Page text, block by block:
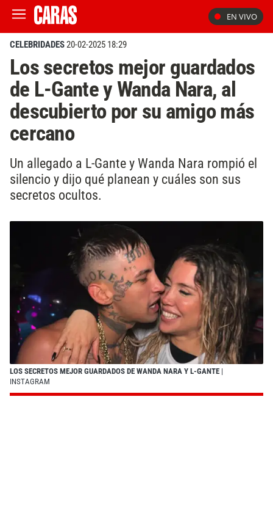
EN VIVO
CELEBRIDADES20-02-2025 18:29
Los secretos mejor guardados
de L-Gante y Wanda Nara, al
descubierto por su amigo más
cercano
Un allegado a L-Gante y Wanda Nara rompió el
silencio y dijo qué planean y cuáles son sus
secretos ocultos.
LOS SECRETOS MEJOR GUARDADOS DE WANDA NARA Y L-GANTE |
INSTAGRAM